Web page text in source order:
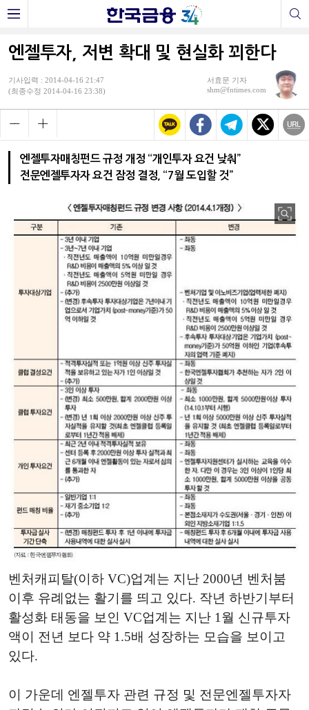
엔젤투자, 저변 확대 및 현실화 꾀한다
기사입력 : 2014-04-16 21:47
(최종수정 2014-04-16 23:38)
서효문 기자
shm@fntimes.com
엔젤투자매칭펀드 규정 개정 “개인투자 요건 낮춰”
전문엔젤투자자 요건 잠정 결정, “7월 도입할 것”
벤처캐피탈(이하 VC)업계는 지난 2000년 벤처붐
이후 유례없는 활기를 띄고 있다. 작년 하반기부터
활성화 태동을 보인 VC업계는 지난 1월 신규투자
액이 전년 보다 약 1.5배 성장하는 모습을 보이고
있다.
이 가운데 엔젤투자 관련 규정 및 전문엔젤투자자